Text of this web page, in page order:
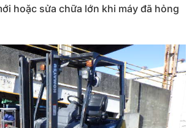
hoặc sửa chữa lớn khi máy đã hỏng